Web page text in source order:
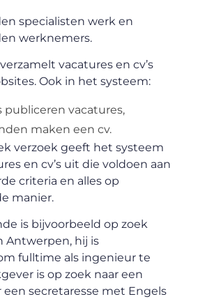
specialisten werk en
werknemers.
vacatures en cv’s
Ook in het systeem:
publiceren vacatures,
maken een cv.
verzoek geeft het systeem
en cv’s uit die voldoen aan
criteria en alles op
manier.
is bijvoorbeeld op zoek
Antwerpen, hij is
fulltime als ingenieur te
is op zoek naar een
secretaresse met Engels